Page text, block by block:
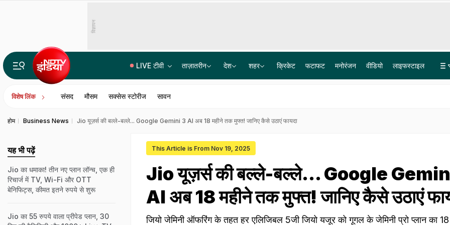
विज्ञापन
LIVE टीवी ताज़ातरीन देश शहर क्रिकेट फटाफट मनोरंजन वीडियो लाइफस्टाइल
विशेष लिंक संसद मौसम सक्सेस स्टोरीज सावन
होम Business News Jio यूज़र्स की बल्ले-बल्ले... Google Gemini 3 AI अब 18 महीने तक मुफ्त! जानिए कैसे उठाएं फायदा
This Article is From Nov 19, 2025
Jio यूज़र्स की बल्ले-बल्ले... Google
AI अब 18 महीने तक मुफ्त! जानिए कैसे उठाएं
जियो जेमिनी ऑफरिंग के तहत हर एलिजिबल 5जी जियो यजूर को गूगल के जेमिनी प्रो प्लान का
यह भी पढ़ें
Jio का धमाका! तीन नए प्लान लॉन्च, एक ही
रिचार्ज में TV, Wi-Fi और OTT
बेनिफिट्स, कीमत इतने रुपये से शुरू
Jio का 55 रुपये वाला प्रीपेड प्लान, 30